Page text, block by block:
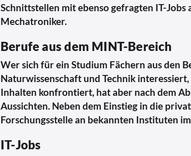
Schnittstellen mit ebenso gefragten IT-Jobs
Mechatroniker.
Berufe aus dem MINT-Bereich
Wer sich für ein Studium Fächern aus den
Naturwissenschaft und Technik
Inhalten konfrontiert, hat aber nach dem
Aussichten. Neben dem Einstieg in die
Forschungsstelle an bekannten Instituten
IT-Jobs